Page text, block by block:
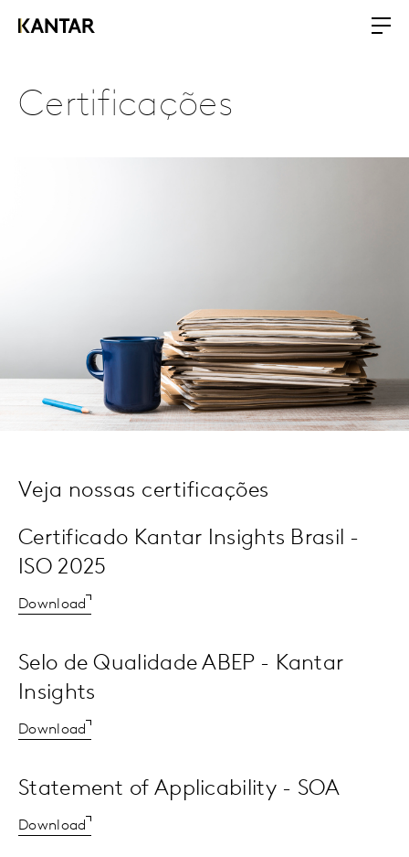
Certificações
Veja nossas certificações
Certificado Kantar Insights Brasil -
ISO 2025
Download
Selo de Qualidade ABEP - Kantar
Insights
Download
Statement of Applicability - SOA
Download